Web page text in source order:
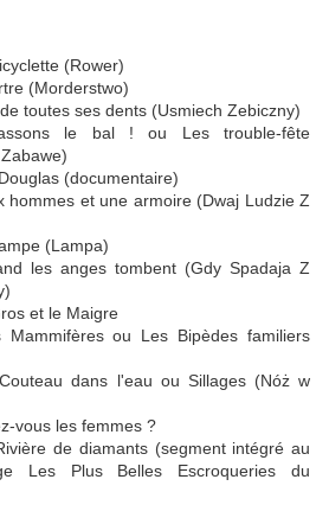
(Rower)
(Morderstwo)
toutes ses dents (Usmiech Zebiczny)
le bal ! ou Les trouble-fête
(documentaire)
hommes et une armoire (Dwaj Ludzie Z
(Lampa)
les anges tombent (Gdy Spadaja Z
et le Maigre
ou Les Bipèdes familiers
dans l'eau ou Sillages (Nóż w
vous les femmes ?
de diamants (segment intégré au
Les Plus Belles Escroqueries du